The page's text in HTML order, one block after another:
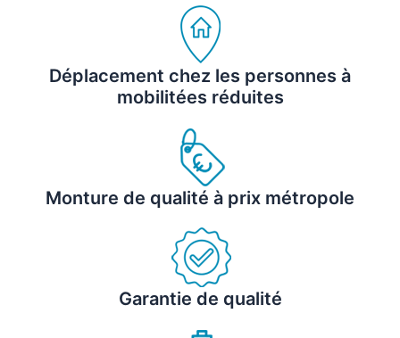
Déplacement chez les personnes à
mobilitées réduites
Monture de qualité à prix métropole
Garantie de qualité